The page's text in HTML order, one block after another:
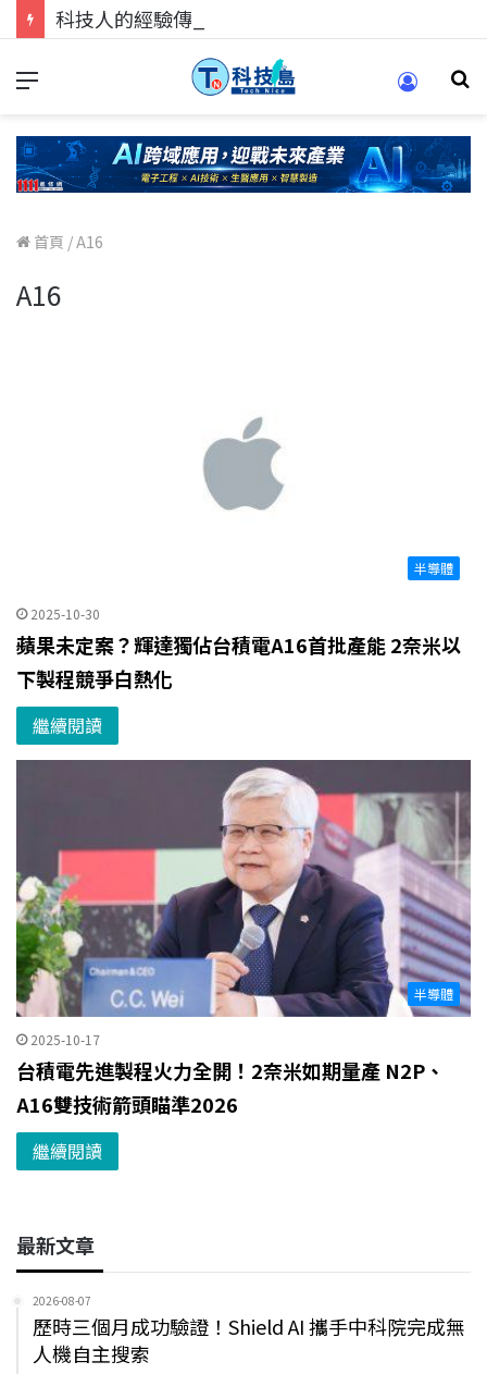
首頁 /A16
A16
半導體
2025-10-30
蘋果未定案？輝達獨佔台積電A16首批產能 2奈米以
下製程競爭白熱化
繼續閱讀
半導體
2025-10-17
台積電先進製程火力全開！2奈米如期量產 N2P、
A16雙技術箭頭瞄準2026
繼續閱讀
最新文章
2026-08-07
歷時三個月成功驗證！Shield AI 攜手中科院完成無
人機自主搜索